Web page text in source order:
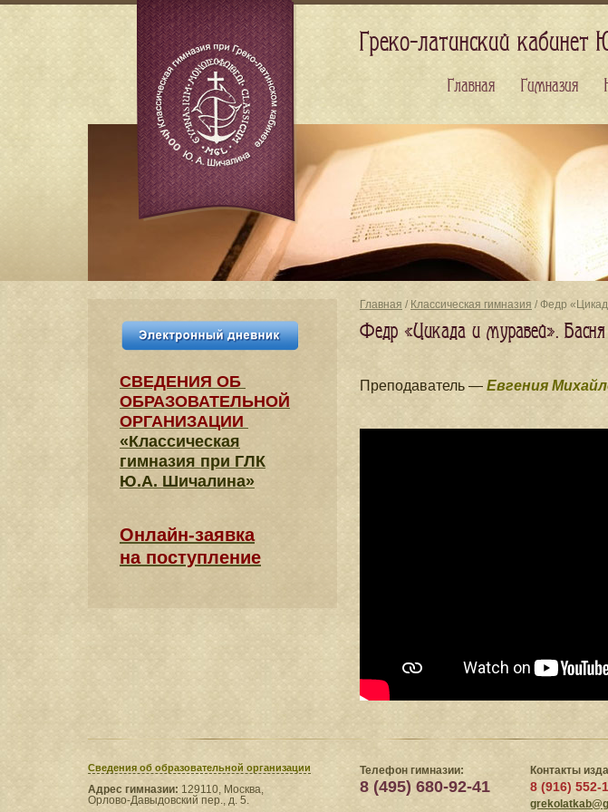
Главная / Классическая гимназия / Федр
Федр «Цикада и муравей».
Преподаватель — Евгения
СВЕДЕНИЯ​ ОБ
ОБРАЗОВАТЕЛЬНОЙ
ОРГАНИЗАЦИИ
«Классическая
гимназия при ГЛК
Ю.А. Шичалина»
Онлайн-заявка
на поступление
Сведения​ об образовательной организации
Адрес гимназии: 129110, Москва,
Орлово-Давыдовский пер., д. 5.
Телефон гимназии:
8 (495) 680-92-41
Контакты
8 (916) 552-
Греко-латинский
Главная Гимназия